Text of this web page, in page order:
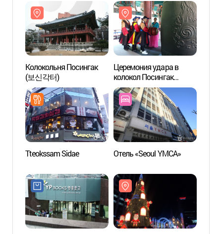
Колокольня Посингак
(보신각터)
Церемония удара в
колокол Посингак
(보신각타종행사)
Tteokssam Sidae Отель «Seoul YMCA»